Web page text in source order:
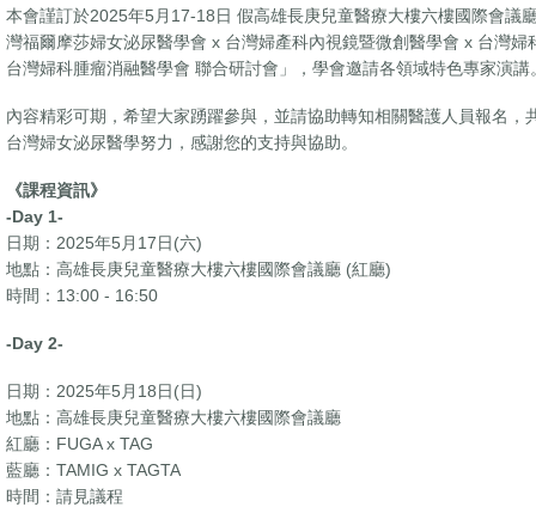
本會謹訂於2025年5月17-18日 假高雄長庚兒童醫療大樓六樓國際會議
灣福爾摩莎婦女泌尿醫學會 x 台灣婦產科內視鏡暨微創醫學會 x 台灣婦
台灣婦科腫瘤消融醫學會 聯合研討會」，學會邀請各領域特色專家演講
內容精彩可期，希望大家踴躍參與，並請協助轉知相關醫護人員報名，
台灣婦女泌尿醫學努力，感謝您的支持與協助。
《課程資訊》
-Day 1-
日期：2025年5月17日(六)
地點：高雄長庚兒童醫療大樓六樓國際會議廳 (紅廳)
時間：13:00 - 16:50
-Day 2-
日期：2025年5月18日(日)
地點：高雄長庚兒童醫療大樓六樓國際會議廳
紅廳： FUGA x TAG
藍廳： TAMIG x TAGTA
時間：請見議程